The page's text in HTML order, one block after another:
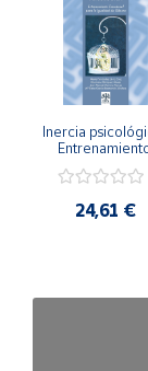
Inercia
Igualdad de
24,61 €